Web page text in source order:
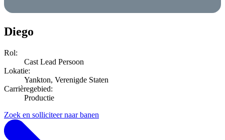
Diego
Rol:
Cast Lead Persoon
Lokatie:
Yankton, Verenigde Staten
Carrièregebied:
Productie
Zoek en solliciteer naar banen